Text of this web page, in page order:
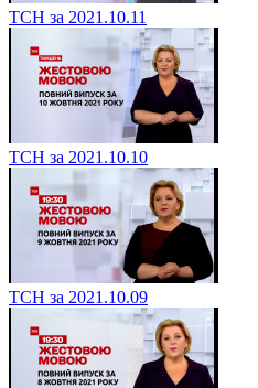
ТСН за 2021.10.11
ТСН за 2021.10.10
ТСН за 2021.10.09